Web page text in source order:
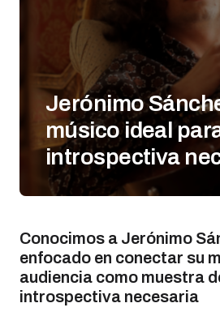
Jerónimo
músico ideal
introspectiva
Conocimos a Jerónimo
enfocado en conectar su
audiencia como muestra
introspectiva necesaria